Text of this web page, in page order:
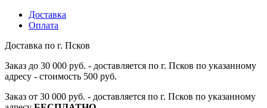
Доставка
Оплата
Доставка по г. Псков
Заказ до 30 000 руб. - доставляется по г. Псков по указанному
адресу - стоимость 500 руб.
Заказ от 30 000 руб. - доставляется по г. Псков по указанному